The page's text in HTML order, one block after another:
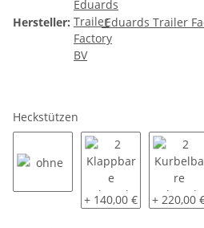
Hersteller: Eduards Trailer
Heckstützen
2 Klappbare
+ 140,00 € 2
+ 220,00